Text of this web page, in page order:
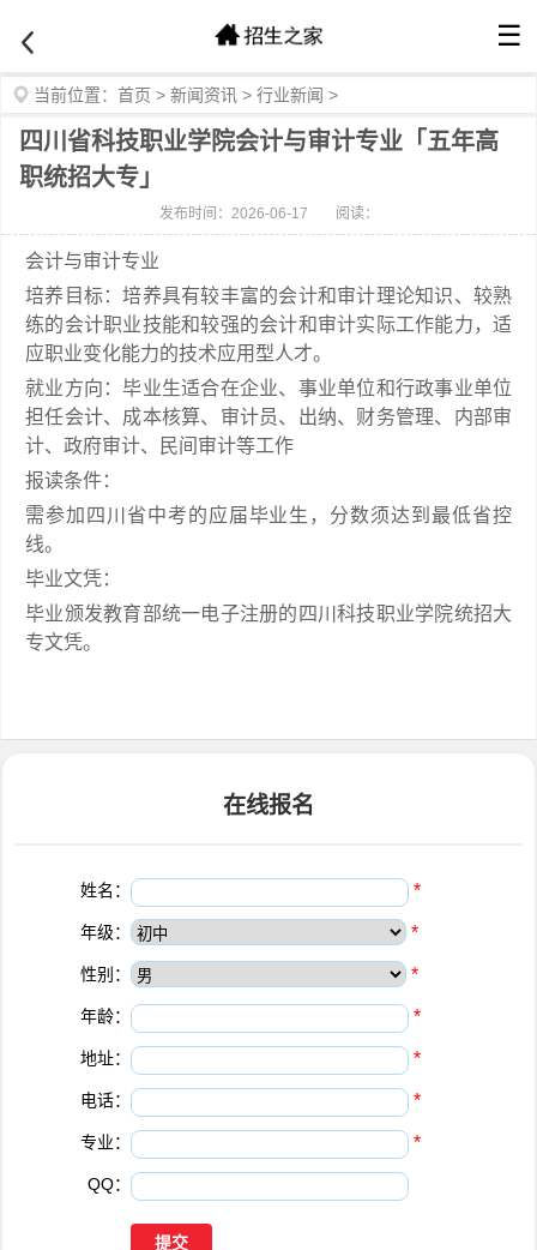
☰
当前位置： 首页 > 新闻资讯 > 行业新闻 >
四川省科技职业学院会计与审计专业「五年高
职统招大专」
发布时间：2026-06-17 阅读：
会计与审计专业
培养目标：培养具有较丰富的会计和审计理论知识、较熟
练的会计职业技能和较强的会计和审计实际工作能力，适
应职业变化能力的技术应用型人才。
就业方向：毕业生适合在企业、事业单位和行政事业单位
担任会计、成本核算、审计员、出纳、财务管理、内部审
计、政府审计、民间审计等工作
报读条件：
需参加四川省中考的应届毕业生，分数须达到最低省控
线。
毕业文凭：
毕业颁发教育部统一电子注册的四川科技职业学院统招大
专文凭。
在线报名
姓名： *
年级： *
性别： *
年龄： *
地址： *
电话： *
专业： *
QQ：